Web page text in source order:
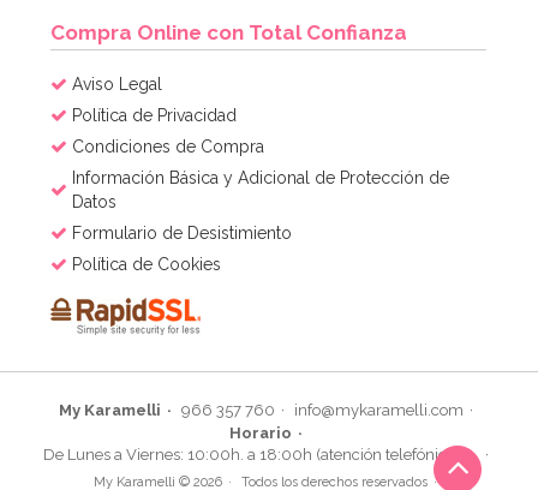
Compra Online con Total Confianza
Aviso Legal
Política de Privacidad
Condiciones de Compra
Información Básica y Adicional de Protección de
Datos
Formulario de Desistimiento
Política de Cookies
My Karamelli 966 357 760
info@mykaramelli.com
Horario
De Lunes a Viernes: 10:00h. a 18:00h (atención telefónica)
My Karamelli © 2026 Todos los derechos reservados